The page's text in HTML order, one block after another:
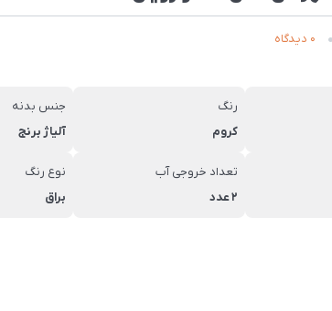
0 دیدگاه
رنگ
کروم
جنس بدنه
آلیاژ برنج
تعداد خروجی آب
2 عدد
نوع رنگ
براق